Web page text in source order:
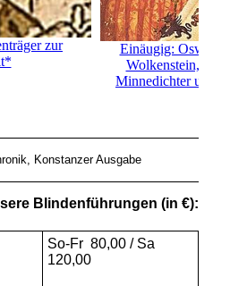
zur
Einäugig: Oswald
Wolkenstein,
Minnedichter und
Konstanzer Ausgabe
Blindenführungen (in €):
So-Fr 80,00 / Sa
120,00